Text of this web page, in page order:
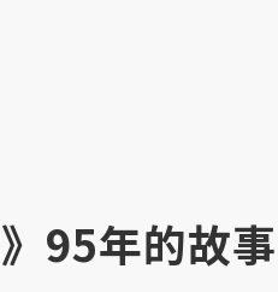
95年的故